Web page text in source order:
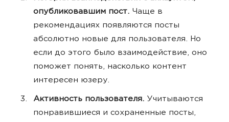
опубликовавшим пост. Чаще в
рекомендациях появляются посты
абсолютно новые для пользователя. Но
если до этого было взаимодействие, оно
поможет понять, насколько контент
интересен юзеру.
Активность пользователя. Учитываются
понравившиеся и сохраненные посты,